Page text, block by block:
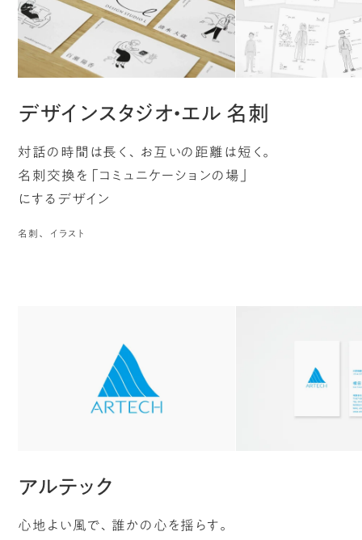
デザインスタジオ・エル 名刺
対話の時間は長く、お互いの距離は短く。
名刺交換を「コミュニケーションの場」
にするデザイン
名刺 イラスト
アルテック
心地よい風で、誰かの心を揺らす。